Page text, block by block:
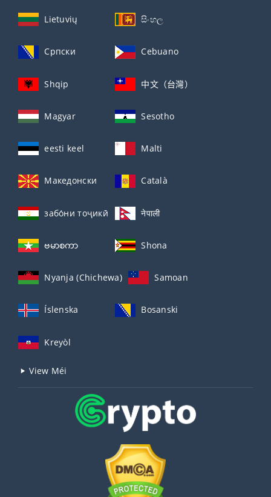
Lietuvių සිංහල
Српски Cebuano
Shqip 中文（台灣）
Magyar Sesotho
eesti keel Malti
Македонски Català
забо́ни тоҷикӣ́ नेपाली
ဗမာစကာ Shona
Nyanja (Chichewa) Samoan
Íslenska Bosanski
Kreyòl
View Méi